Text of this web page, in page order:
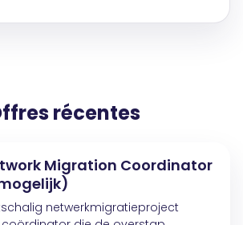
récentes
Migration Coordinator
netwerkmigratieproject